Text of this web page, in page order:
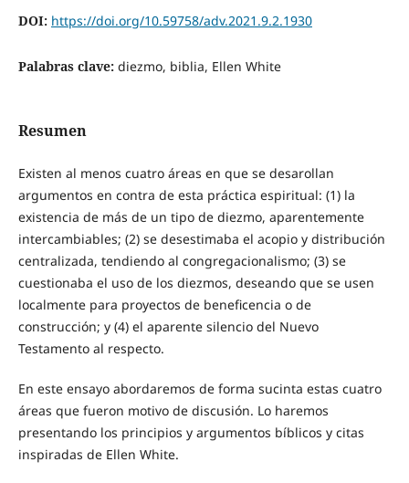
DOI: https://doi.org/10.59758/adv.2021.9.2.1930
Palabras clave: diezmo, biblia, Ellen White
Resumen
Existen al menos cuatro áreas en que se desarollan
argumentos en contra de esta práctica espiritual: (1) la
existencia de más de un tipo de diezmo, aparentemente
intercambiables; (2) se desestimaba el acopio y distribución
centralizada, tendiendo al congregacionalismo; (3) se
cuestionaba el uso de los diezmos, deseando que se usen
localmente para proyectos de beneficencia o de
construcción; y (4) el aparente silencio del Nuevo
Testamento al respecto.
En este ensayo abordaremos de forma sucinta estas cuatro
áreas que fueron motivo de discusión. Lo haremos
presentando los principios y argumentos bíblicos y citas
inspiradas de Ellen White.